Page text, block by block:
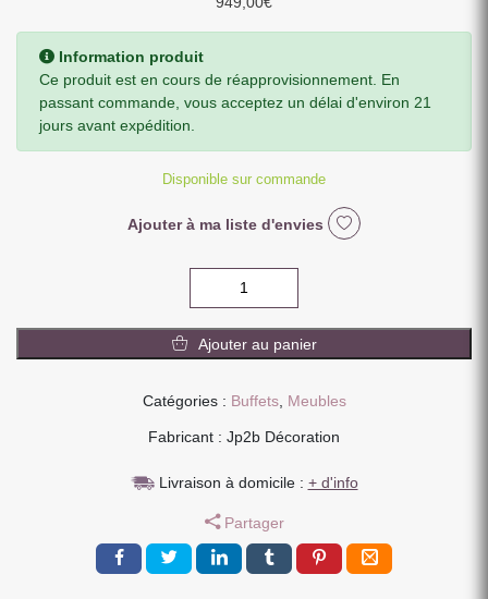
Information produit
Ce produit est en cours de réapprovisionnement. En
passant commande, vous acceptez un délai d'environ 21
jours avant expédition.
Disponible sur commande
Ajouter à ma liste d'envies
BAS
MANGUIER
METAL
PORTES
TIROIRS
160
X
Ajouter au panier
Catégories : Buffets, Meubles
Fabricant : Jp2b Décoration
Livraison à domicile : + d'info
Partager